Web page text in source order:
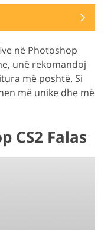
në Photoshop
unë rekomandoj
më poshtë. Si
më unike dhe më
CS2 Falas